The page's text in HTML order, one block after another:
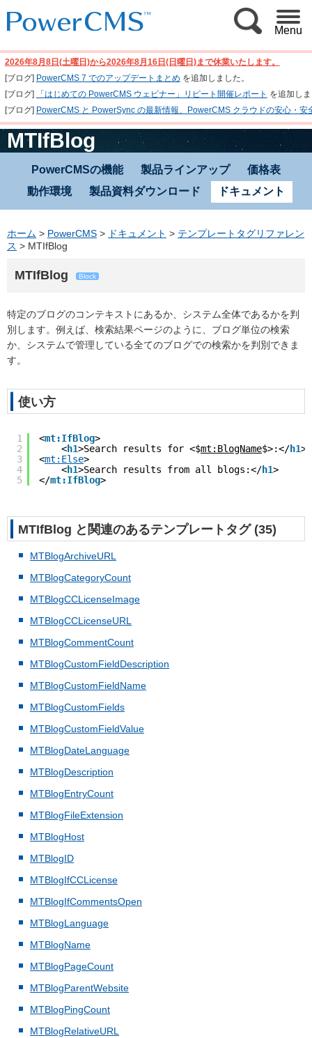
Menu
2026年8月8日(土曜日)から2026年8月16日(日曜日)まで休業いたします。
[ブログ] PowerCMS 7 でのアップデートまとめ を追加しました。
[ブログ]
「はじめての PowerCMS ウェビナー」リピート開催レポート を追加し
[ブログ] PowerCMS と PowerSync の最新情報、PowerCMS クラウドの安心・
MTIfBlog
PowerCMSの機能 製品ラインアップ
価格表
動作環境
製品資料ダウンロード ドキュメント
ホーム > PowerCMS > ドキュメント > テンプレートタグリファレン
ス > MTIfBlog
MTIfBlog Block
特定のブログのコンテキストにあるか、システム全体であるかを判
別します。例えば、検索結果ページのように、ブログ単位の検索
か、システムで管理している全てのブログでの検索かを判別できま
す。
使い方
1
2
3
4
5
<mt:IfBlog>
<h1>Search results for <$mt:BlogName$>:</h1>
<mt:Else>
<h1>Search results from all blogs:</h1>
</mt:IfBlog>
MTIfBlog と関連のあるテンプレートタグ (35)
MTBlogArchiveURL
MTBlogCategoryCount
MTBlogCCLicenseImage
MTBlogCCLicenseURL
MTBlogCommentCount
MTBlogCustomFieldDescription
MTBlogCustomFieldName
MTBlogCustomFields
MTBlogCustomFieldValue
MTBlogDateLanguage
MTBlogDescription
MTBlogEntryCount
MTBlogFileExtension
MTBlogHost
MTBlogID
MTBlogIfCCLicense
MTBlogIfCommentsOpen
MTBlogLanguage
MTBlogName
MTBlogPageCount
MTBlogParentWebsite
MTBlogPingCount
MTBlogRelativeURL